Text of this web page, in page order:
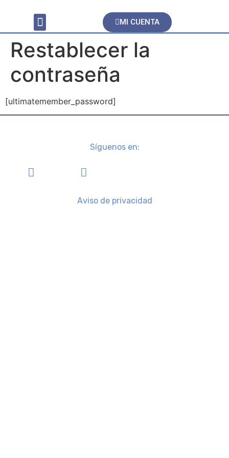
MI CUENTA
Restablecer la
contraseña
[ultimatemember_password]
Síguenos en:
Aviso de privacidad